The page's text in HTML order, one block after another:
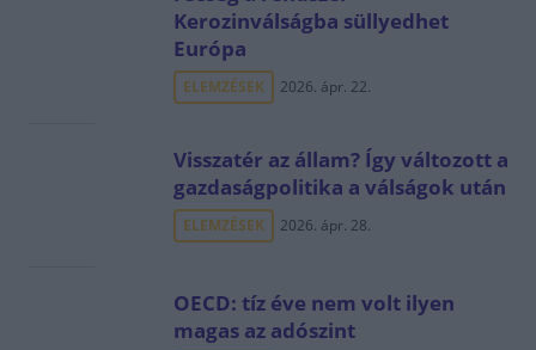
Kerozinválságba süllyedhet
Európa
ELEMZÉSEK 2026. ápr. 22.
Visszatér az állam? Így változott a
gazdaságpolitika a válságok után
ELEMZÉSEK 2026. ápr. 28.
OECD: tíz éve nem volt ilyen
magas az adószint